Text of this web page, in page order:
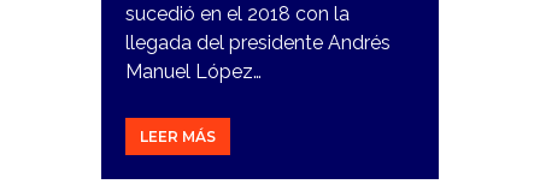
sucedió en el 2018 con la
llegada del presidente Andrés
Manuel López…
LEER MÁS
20